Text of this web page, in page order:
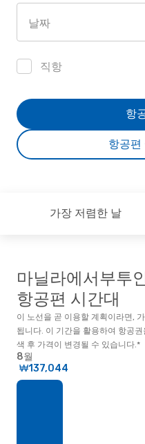
날짜
직항
항공편
항
가장 저렴한 날
마닐라에서부투
항공편 시간대
이 노선을 곧 이용할 계획이라면,
됩니다. 이 기간을 활용하여 항공
색 후 가격이 변경될 수 있습니다.*
₩137,044
8월